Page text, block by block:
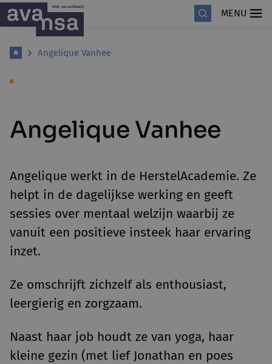
MENU
Angelique Vanhee
Angelique Vanhee
Angelique werkt in de HerstelAcademie. Ze
helpt in de dagelijkse werking en geeft
sessies over mentaal welzijn waarbij ze
vanuit een positieve insteek haar ervaring
inzet.
Ze omschrijft zichzelf als enthousiast,
leergierig en zorgzaam.
Naast haar job houdt ze van yoga, haar
kleine gezin (met lief Jonathan en poes